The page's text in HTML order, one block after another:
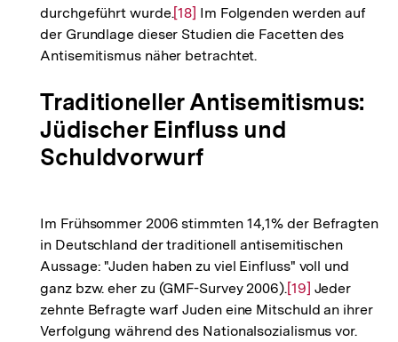
durchgeführt wurde.Zur
Auflösung
der
[18] Im Folgenden werden auf
der Grundlage dieser Studien die Facetten des
Antisemitismus näher betrachtet.
Traditioneller Antisemitismus:
Jüdischer Einfluss und
Schuldvorwurf
Im Frühsommer 2006 stimmten 14,1% der Befragten
in Deutschland der traditionell antisemitischen
Aussage: "Juden haben zu viel Einfluss" voll und
ganz bzw. eher zu (GMF-Survey 2006).Zur
Auflösung
der
[19] Jeder
zehnte Befragte warf Juden eine Mitschuld an ihrer
Verfolgung während des Nationalsozialismus vor.